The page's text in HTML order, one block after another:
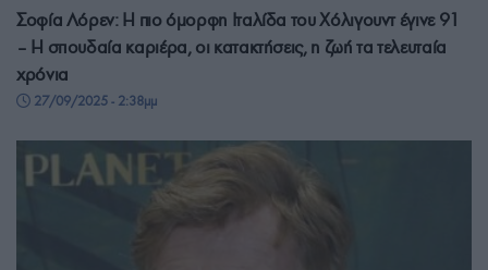
Σοφία Λόρεν: Η πιο όμορφη Ιταλίδα του Χόλιγουντ έγινε 91
– Η σπουδαία καριέρα, οι κατακτήσεις, η ζωή τα τελευταία
χρόνια
27/09/2025 - 2:38μμ